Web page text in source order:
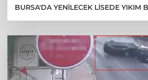
BURSA'DA YENİLECEK LİSEDE YIKIM